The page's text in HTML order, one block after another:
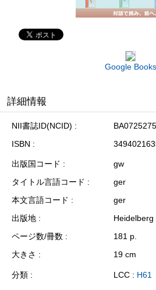
Google Books
詳細情報
NII書誌ID(NCID)
ISBN
出版国コード
gw
タイトル言語コード
ger
本文言語コード
ger
出版地
Heidelberg
ページ数/冊数
181 p.
大きさ
19 cm
分類 LCC : H61